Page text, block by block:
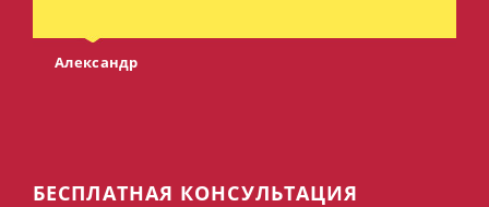
Александр
БЕСПЛАТНАЯ КОНСУЛЬТАЦИЯ